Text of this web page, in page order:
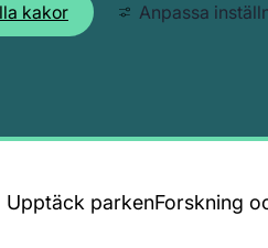
kakor Anpassa
Upptäck parkenForskning